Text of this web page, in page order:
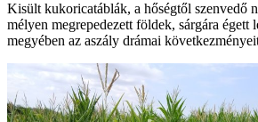
Kisült kukoricatáblák, a hőségtől szenvedő
mélyen megrepedezett földek, sárgára
megyében az aszály drámai